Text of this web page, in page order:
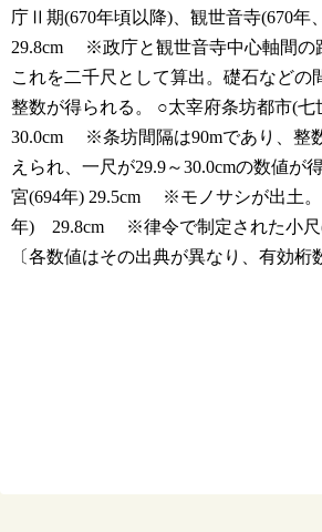
庁Ⅱ期(670年頃以降)、観世音寺(670年
29.8cm ※政庁と観世音寺中心軸間の
これを二千尺として算出。礎石などの
整数が得られる。
○太宰府条坊都市(七
30.0cm ※条坊間隔は90mであり、整
えられ、一尺が29.9～30.0cmの数値が
宮(694年) 29.5cm ※モノサシが出土。
年) 29.8cm ※律令で制定された小尺(
〔各数値はその出典が異なり、有効桁